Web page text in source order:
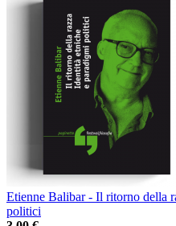
Etienne Balibar - Il ritorno della
politici